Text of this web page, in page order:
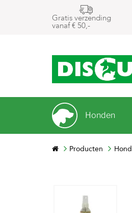
Gratis verzending
vanaf € 50,-
Honden
Producten Hond